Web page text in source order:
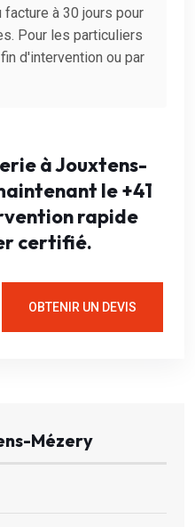
à 30 jours pour
Pour les particuliers
d'intervention ou par
à Jouxtens-
le +41
rapide
certifié.
OBTENIR UN DEVIS
Mézery